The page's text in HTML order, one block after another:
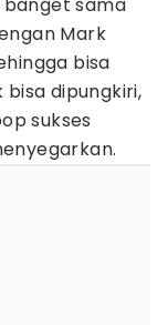
Mark
bisa
dipungkiri,
sukses